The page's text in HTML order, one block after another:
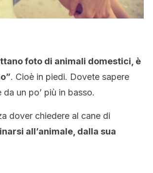
foto di animali domestici, è
. Cioè in piedi. Dovete sapere
un po’ più in basso.
dover chiedere al cane di
all’animale, dalla sua